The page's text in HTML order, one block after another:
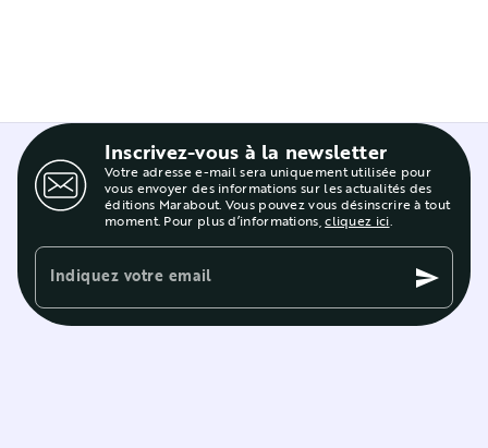
Inscrivez-vous à la newsletter
Votre adresse e-mail sera uniquement utilisée pour
vous envoyer des informations sur les actualités des
éditions Marabout. Vous pouvez vous désinscrire à tout
moment. Pour plus d’informations,cliquez ici.
Indiquez votre email send